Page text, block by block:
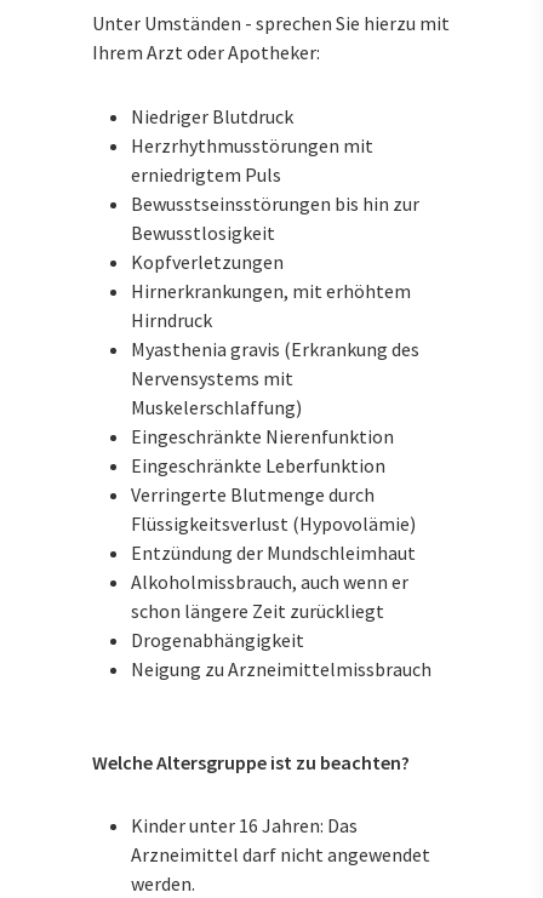
Unter Umständen - sprechen Sie hierzu mit
Ihrem Arzt oder Apotheker:
Niedriger Blutdruck
Herzrhythmusstörungen mit
erniedrigtem Puls
Bewusstseinsstörungen bis hin zur
Bewusstlosigkeit
Kopfverletzungen
Hirnerkrankungen, mit erhöhtem
Hirndruck
Myasthenia gravis (Erkrankung des
Nervensystems mit
Muskelerschlaffung)
Eingeschränkte Nierenfunktion
Eingeschränkte Leberfunktion
Verringerte Blutmenge durch
Flüssigkeitsverlust (Hypovolämie)
Entzündung der Mundschleimhaut
Alkoholmissbrauch, auch wenn er
schon längere Zeit zurückliegt
Drogenabhängigkeit
Neigung zu Arzneimittelmissbrauch
Welche Altersgruppe ist zu beachten?
Kinder unter 16 Jahren: Das
Arzneimittel darf nicht angewendet
werden.